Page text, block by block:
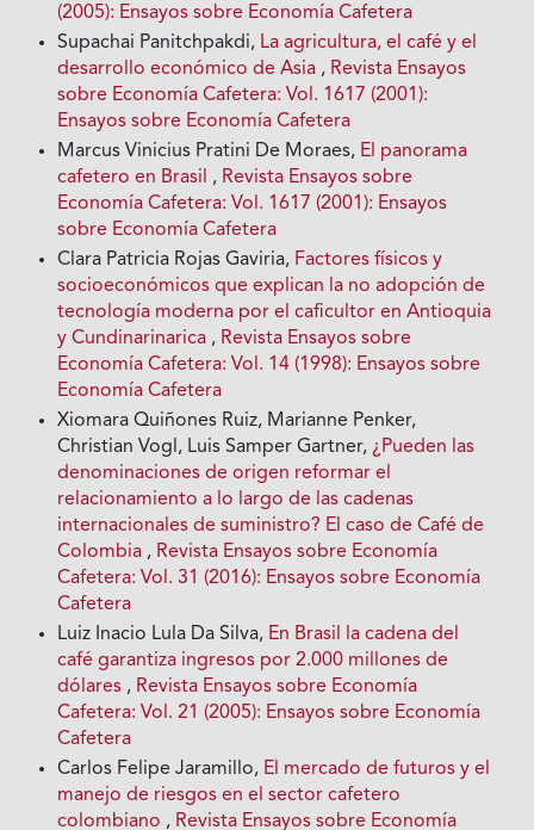
(2005): Ensayos sobre Economía Cafetera
Supachai Panitchpakdi, La agricultura, el café y el
desarrollo económico de Asia , Revista Ensayos
sobre Economía Cafetera: Vol. 1617 (2001):
Ensayos sobre Economía Cafetera
Marcus Vinicius Pratini De Moraes, El panorama
cafetero en Brasil , Revista Ensayos sobre
Economía Cafetera: Vol. 1617 (2001): Ensayos
sobre Economía Cafetera
Clara Patricia Rojas Gaviria, Factores físicos y
socioeconómicos que explican la no adopción de
tecnología moderna por el caficultor en Antioquia
y Cundinarinarica , Revista Ensayos sobre
Economía Cafetera: Vol. 14 (1998): Ensayos sobre
Economía Cafetera
Xiomara Quiñones Ruiz, Marianne Penker,
Christian Vogl, Luis Samper Gartner, ¿Pueden las
denominaciones de origen reformar el
relacionamiento a lo largo de las cadenas
internacionales de suministro? El caso de Café de
Colombia , Revista Ensayos sobre Economía
Cafetera: Vol. 31 (2016): Ensayos sobre Economía
Cafetera
Luiz Inacio Lula Da Silva, En Brasil la cadena del
café garantiza ingresos por 2.000 millones de
dólares , Revista Ensayos sobre Economía
Cafetera: Vol. 21 (2005): Ensayos sobre Economía
Cafetera
Carlos Felipe Jaramillo, El mercado de futuros y el
manejo de riesgos en el sector cafetero
colombiano , Revista Ensayos sobre Economía